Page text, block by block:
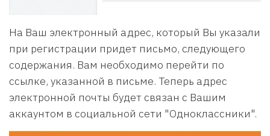
На Ваш электронный адрес, который Вы указали
при регистрации придет письмо, следующего
содержания. Вам необходимо перейти по
ссылке, указанной в письме. Теперь адрес
электронной почты будет связан с Вашим
аккаунтом в социальной сети "Одноклассники".